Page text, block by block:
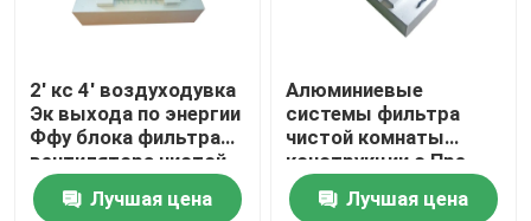
2' кс 4' воздуходувка
Эк выхода по энергии
Ффу блока фильтра
вентилятора чистой
комнаты с Пре
фильтромЛучшая цена
Алюминиевые
системы фильтра
чистой комнаты
конструкции с Пре
воздуходувкой Ак
фильтраЛучшая цена